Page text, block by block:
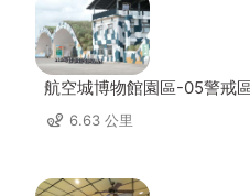
航空城博物館園區-05警戒
6.63 公里